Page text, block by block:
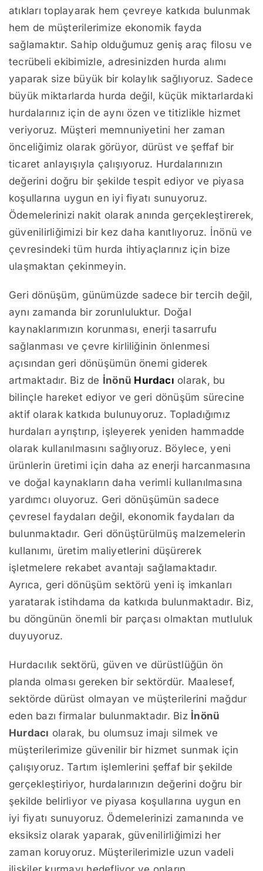
atıkları toplayarak hem çevreye katkıda bulunmak
hem de müşterilerimize ekonomik fayda
sağlamaktır. Sahip olduğumuz geniş araç filosu ve
tecrübeli ekibimizle, adresinizden hurda alımı
yaparak size büyük bir kolaylık sağlıyoruz. Sadece
büyük miktarlarda hurda değil, küçük miktarlardaki
hurdalarınız için de aynı özen ve titizlikle hizmet
veriyoruz. Müşteri memnuniyetini her zaman
önceliğimiz olarak görüyor, dürüst ve şeffaf bir
ticaret anlayışıyla çalışıyoruz. Hurdalarınızın
değerini doğru bir şekilde tespit ediyor ve piyasa
koşullarına uygun en iyi fiyatı sunuyoruz.
Ödemelerinizi nakit olarak anında gerçekleştirerek,
güvenilirliğimizi bir kez daha kanıtlıyoruz. İnönü ve
çevresindeki tüm hurda ihtiyaçlarınız için bize
ulaşmaktan çekinmeyin.
Geri dönüşüm, günümüzde sadece bir tercih değil,
aynı zamanda bir zorunluluktur. Doğal
kaynaklarımızın korunması, enerji tasarrufu
sağlanması ve çevre kirliliğinin önlenmesi
açısından geri dönüşümün önemi giderek
artmaktadır. Biz de İnönü Hurdacı olarak, bu
bilinçle hareket ediyor ve geri dönüşüm sürecine
aktif olarak katkıda bulunuyoruz. Topladığımız
hurdaları ayrıştırıp, işleyerek yeniden hammadde
olarak kullanılmasını sağlıyoruz. Böylece, yeni
ürünlerin üretimi için daha az enerji harcanmasına
ve doğal kaynakların daha verimli kullanılmasına
yardımcı oluyoruz. Geri dönüşümün sadece
çevresel faydaları değil, ekonomik faydaları da
bulunmaktadır. Geri dönüştürülmüş malzemelerin
kullanımı, üretim maliyetlerini düşürerek
işletmelere rekabet avantajı sağlamaktadır.
Ayrıca, geri dönüşüm sektörü yeni iş imkanları
yaratarak istihdama da katkıda bulunmaktadır. Biz,
bu döngünün önemli bir parçası olmaktan mutluluk
duyuyoruz.
Hurdacılık sektörü, güven ve dürüstlüğün ön
planda olması gereken bir sektördür. Maalesef,
sektörde dürüst olmayan ve müşterilerini mağdur
eden bazı firmalar bulunmaktadır. Biz İnönü
Hurdacı olarak, bu olumsuz imajı silmek ve
müşterilerimize güvenilir bir hizmet sunmak için
çalışıyoruz. Tartım işlemlerini şeffaf bir şekilde
gerçekleştiriyor, hurdalarınızın değerini doğru bir
şekilde belirliyor ve piyasa koşullarına uygun en
iyi fiyatı sunuyoruz. Ödemelerinizi zamanında ve
eksiksiz olarak yaparak, güvenilirliğimizi her
zaman koruyoruz. Müşterilerimizle uzun vadeli